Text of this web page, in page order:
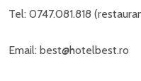
Tel: 0747.081.818
Email: best@hotelbest.ro